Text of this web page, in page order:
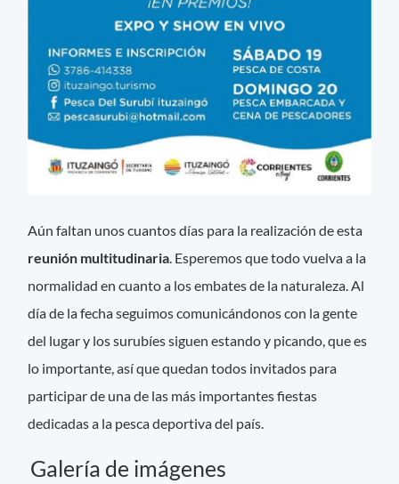
Aún faltan unos cuantos días para la realización de esta
reunión multitudinaria . Esperemos que todo vuelva a la
normalidad en cuanto a los embates de la naturaleza. Al
día de la fecha seguimos comunicándonos con la gente
del lugar y los surubíes siguen estando y picando, que es
lo importante, así que quedan todos invitados para
participar de una de las más importantes fiestas
dedicadas a la pesca deportiva del país.
Galería de imágenes